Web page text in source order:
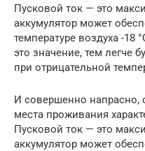
Пусковой ток — это
аккумулятор может
температуре воздуха -
это значение, тем легче
при отрицательной
И совершенно напрасно,
места проживания
Пусковой ток — это
аккумулятор может